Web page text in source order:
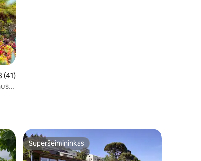
įvertinimas: 4,98 iš 5, atsiliepimų: 41
(41)
Superšeimininkas
Superšeimininkas